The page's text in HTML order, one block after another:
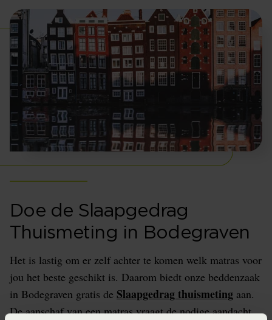
Doe de Slaapgedrag
Thuismeting in Bodegraven
Het is lastig om er zelf achter te komen welk matras voor
jou het beste geschikt is. Daarom biedt onze beddenzaak
in Bodegraven gratis de Slaapgedrag thuismeting aan.
De aanschaf van een matras vraagt de nodige aandacht